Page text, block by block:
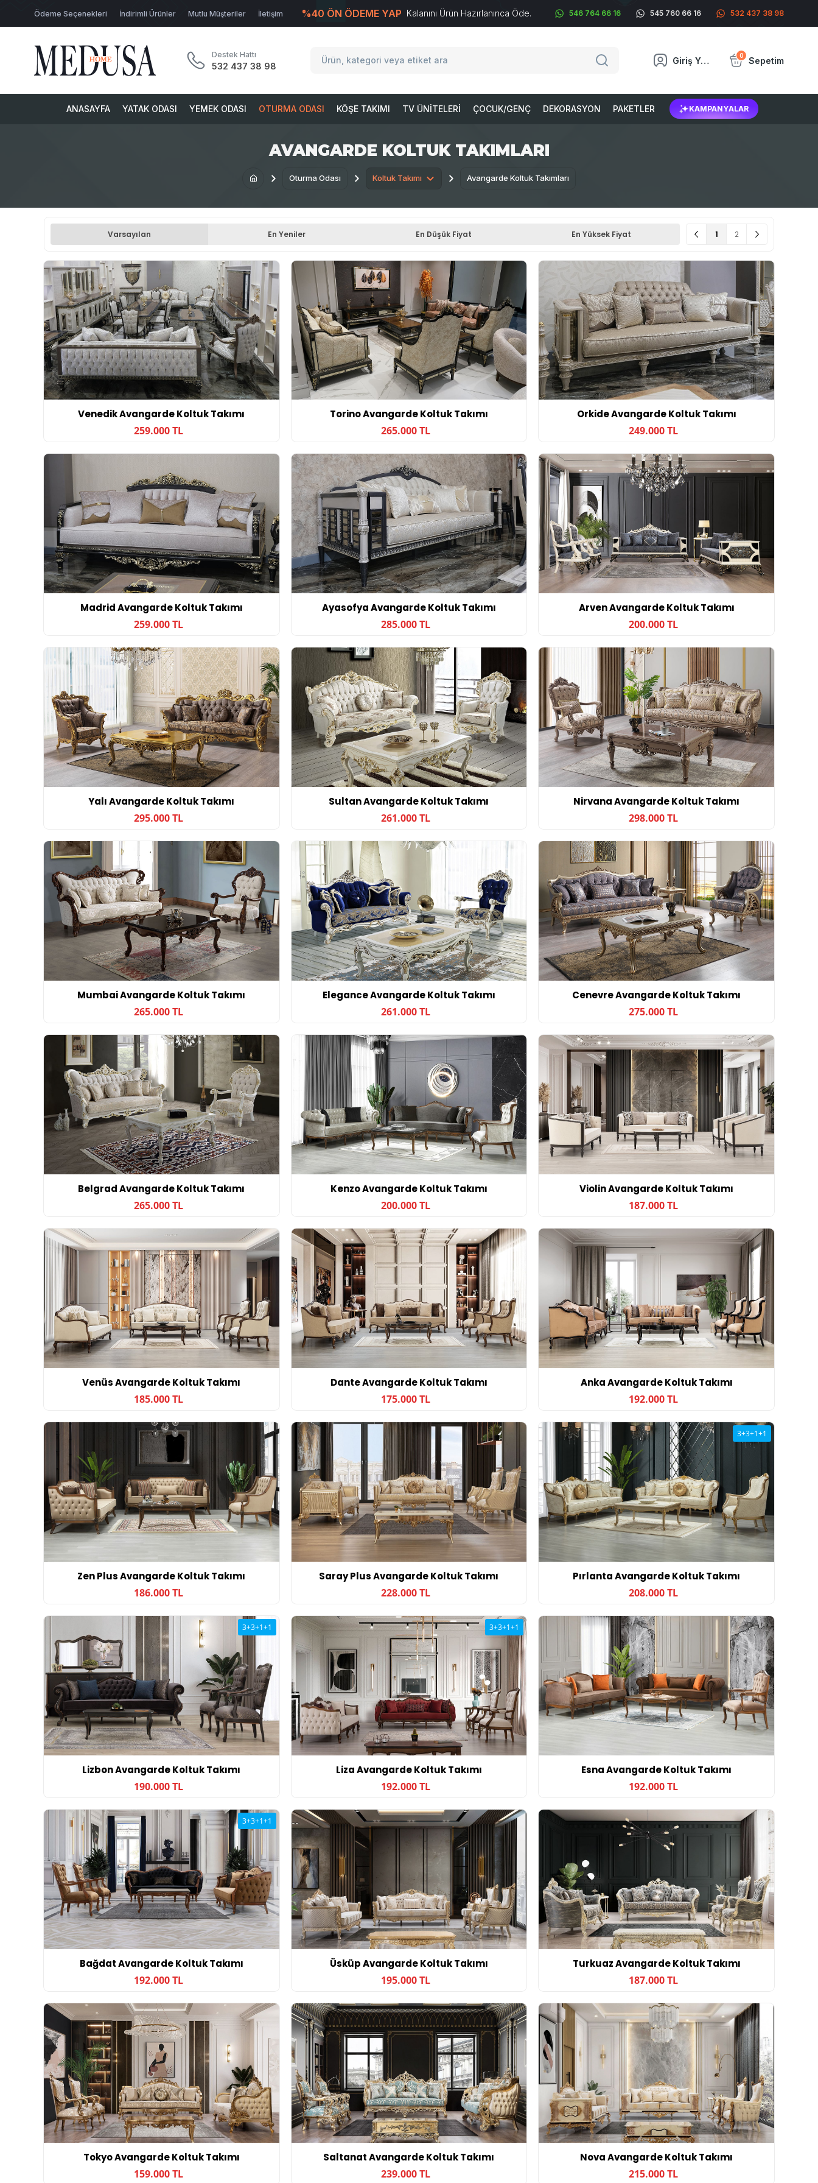
Ödeme Seçenekleri İndirimli Ürünler Mutlu Müşteriler İletişim %40 ÖN ÖDEME YAP Kalanını Ürün Hazırlanınca Öde. 546 764 66 16 545 760 66 16 532 437 38 98
Destek Hattı
532 437 38 98
Giriş Yap 0 Sepetim
ANASAYFA YATAK ODASI YEMEK ODASI OTURMA ODASI KÖŞE TAKIMI TV ÜNITELERI ÇOCUK/GENÇ DEKORASYON PAKETLER KAMPANYALAR
AVANGARDE KOLTUK TAKIMLARI
Oturma Odası Koltuk Takımı Avangarde Koltuk Takımları
Varsayılan En Yeniler En Düşük Fiyat En Yüksek Fiyat 1 2
Venedik Avangarde Koltuk Takımı
259.000 TL
Torino Avangarde Koltuk Takımı
265.000 TL
Orkide Avangarde Koltuk Takımı
249.000 TL
Madrid Avangarde Koltuk Takımı
259.000 TL
Ayasofya Avangarde Koltuk Takımı
285.000 TL
Arven Avangarde Koltuk Takımı
200.000 TL
Yalı Avangarde Koltuk Takımı
295.000 TL
Sultan Avangarde Koltuk Takımı
261.000 TL
Nirvana Avangarde Koltuk Takımı
298.000 TL
Mumbai Avangarde Koltuk Takımı
265.000 TL
Elegance Avangarde Koltuk Takımı
261.000 TL
Cenevre Avangarde Koltuk Takımı
275.000 TL
Belgrad Avangarde Koltuk Takımı
265.000 TL
Kenzo Avangarde Koltuk Takımı
200.000 TL
Violin Avangarde Koltuk Takımı
187.000 TL
Venüs Avangarde Koltuk Takımı
185.000 TL
Dante Avangarde Koltuk Takımı
175.000 TL
Anka Avangarde Koltuk Takımı
192.000 TL
Zen Plus Avangarde Koltuk Takımı
186.000 TL
Saray Plus Avangarde Koltuk Takımı
228.000 TL
Pırlanta Avangarde Koltuk Takımı
208.000 TL
3+3+1+1
Lizbon Avangarde Koltuk Takımı
190.000 TL
3+3+1+1
Liza Avangarde Koltuk Takımı
192.000 TL
3+3+1+1
Esna Avangarde Koltuk Takımı
192.000 TL
Bağdat Avangarde Koltuk Takımı
192.000 TL
3+3+1+1
Üsküp Avangarde Koltuk Takımı
195.000 TL
Turkuaz Avangarde Koltuk Takımı
187.000 TL
Tokyo Avangarde Koltuk Takımı
159.000 TL
Saltanat Avangarde Koltuk Takımı
239.000 TL
Nova Avangarde Koltuk Takımı
215.000 TL
T-Soft E-TicaretSistemleriyle Hazırlanmıştır.